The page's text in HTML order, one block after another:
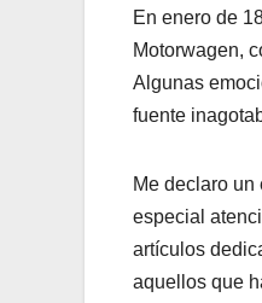
En enero de
Motorwagen,
Algunas
fuente
Me declaro
especial
artículos
aquellos que